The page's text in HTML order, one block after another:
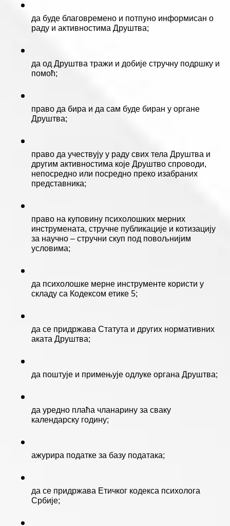
да буде благовремено и потпуно информисан о
раду и активностима Друштва;
да од Друштва тражи и добије стручну подршку и
помоћ;
право да бира и да сам буде биран у органе
Друштва;
право да учествују у раду свих тела Друштва и
другим активностима које Друштво спроводи,
непосредно или посредно преко изабраних
представника;
право на куповину психолошких мерних
инструмената, стручне публикације и котизацију
за научно – стручни скуп под повољнијим
условима;
да психолошке мерне инструменте користи у
складу са Кодексом етике 5;
да се придржава Статута и других нормативних
аката Друштва;
да поштује и примењује одлуке органа Друштва;
да уредно плаћа чланарину за сваку
календарску годину;
ажурира податке за базу података;
да се придржава Етичког кодекса психолога
Србије;